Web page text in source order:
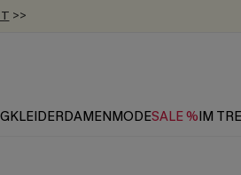
>>
KLEIDERDAMENMODESALE %IM